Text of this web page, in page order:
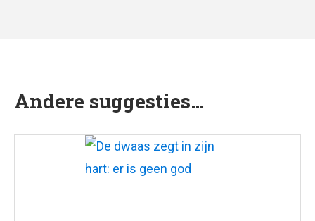
Andere suggesties…